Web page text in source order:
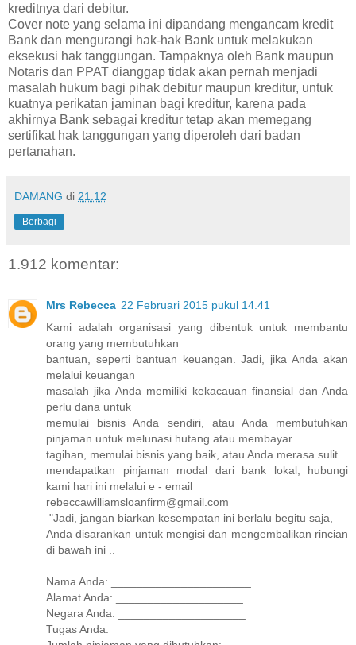
kreditnya dari debitur.
Cover note yang selama ini dipandang mengancam kredit
Bank dan mengurangi hak-hak Bank untuk melakukan
eksekusi hak tanggungan. Tampaknya oleh Bank maupun
Notaris dan PPAT dianggap tidak akan pernah menjadi
masalah hukum bagi pihak debitur maupun kreditur, untuk
kuatnya perikatan jaminan bagi kreditur, karena pada
akhirnya Bank sebagai kreditur tetap akan memegang
sertifikat hak tanggungan yang diperoleh dari badan
pertanahan.
DAMANG di 21.12
Berbagi
1.912 komentar:
Mrs Rebecca 22 Februari 2015 pukul 14.41
Kami adalah organisasi yang dibentuk untuk membantu
orang yang membutuhkan
bantuan, seperti bantuan keuangan. Jadi, jika Anda akan
melalui keuangan
masalah jika Anda memiliki kekacauan finansial dan Anda
perlu dana untuk
memulai bisnis Anda sendiri, atau Anda membutuhkan
pinjaman untuk melunasi hutang atau membayar
tagihan, memulai bisnis yang baik, atau Anda merasa sulit
mendapatkan pinjaman modal dari bank lokal, hubungi
kami hari ini melalui e - email
rebeccawilliamsloanfirm@gmail.com
"Jadi, jangan biarkan kesempatan ini berlalu begitu saja,
Anda disarankan untuk mengisi dan mengembalikan rincian
di bawah ini ..
Nama Anda: ______________________
Alamat Anda: ____________________
Negara Anda: ____________________
Tugas Anda: __________________